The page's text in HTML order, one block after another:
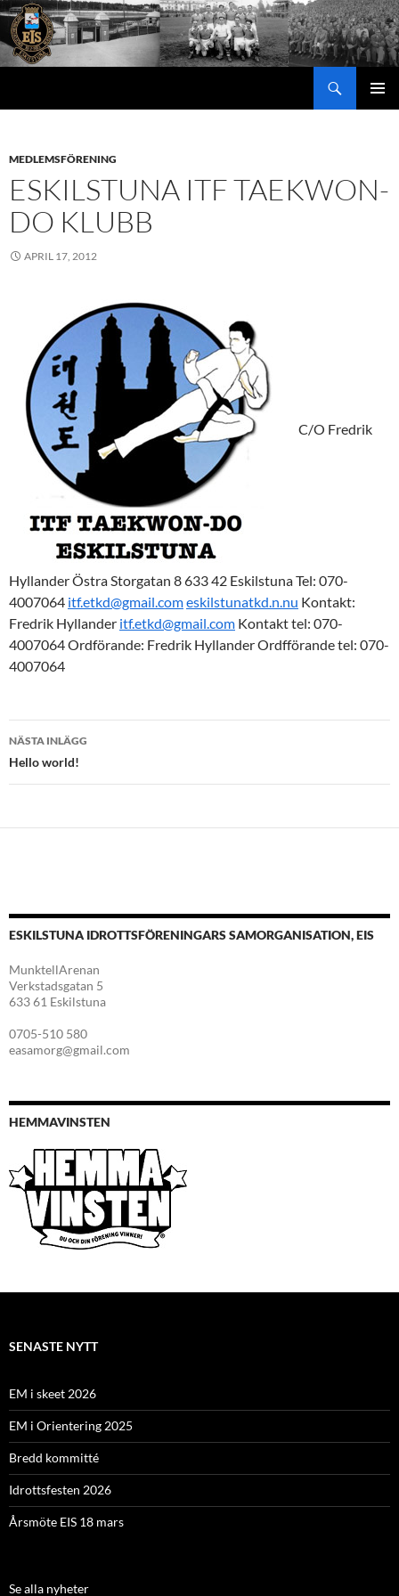
Hoppa
till
innehåll
MEDLEMSFÖRENING
ESKILSTUNA ITF TAEKWON-
DO KLUBB
APRIL 17, 2012
C/O Fredrik
Hyllander Östra Storgatan 8 633 42 Eskilstuna Tel: 070-
4007064 itf.etkd@gmail.comeskilstunatkd.n.nu Kontakt:
Fredrik Hyllander itf.etkd@gmail.com Kontakt tel: 070-
4007064 Ordförande: Fredrik Hyllander Ordfförande tel: 070-
4007064
Inläggsnavigering
NÄSTA INLÄGG
Hello world!
ESKILSTUNA IDROTTSFÖRENINGARS SAMORGANISATION, EIS
MunktellArenan
Verkstadsgatan 5
633 61 Eskilstuna
0705-510 580
easamorg@gmail.com
HEMMAVINSTEN
SENASTE NYTT
EM i skeet 2026
EM i Orientering 2025
Bredd kommitté
Idrottsfesten 2026
Årsmöte EIS 18 mars
Se alla nyheter